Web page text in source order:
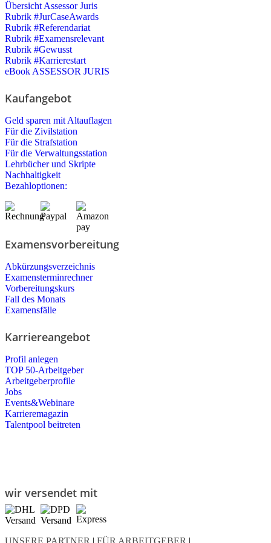
Übersicht Assessor Juris
Rubrik #JurCaseAwards
Rubrik #Referendariat
Rubrik #Examensrelevant
Rubrik #Gewusst
Rubrik #Karrierestart
eBook ASSESSOR JURIS
Kaufangebot
Geld sparen mit Altauflagen
Für die Zivilstation
Für die Strafstation
Für die Verwaltungsstation
Lehrbücher und Skripte
Nachhaltigkeit
Bezahloptionen:
Examensvorbereitung
Abkürzungsverzeichnis
Examensterminrechner
Vorbereitungskurs
Fall des Monats
Examensfälle
Karriereangebot
Profil anlegen
TOP 50-Arbeitgeber
Arbeitgeberprofile
Jobs
Events&Webinare
Karrieremagazin
Talentpool beitreten
wir versendet mit
UNSERE PARTNER | FÜR ARBEITGEBER |